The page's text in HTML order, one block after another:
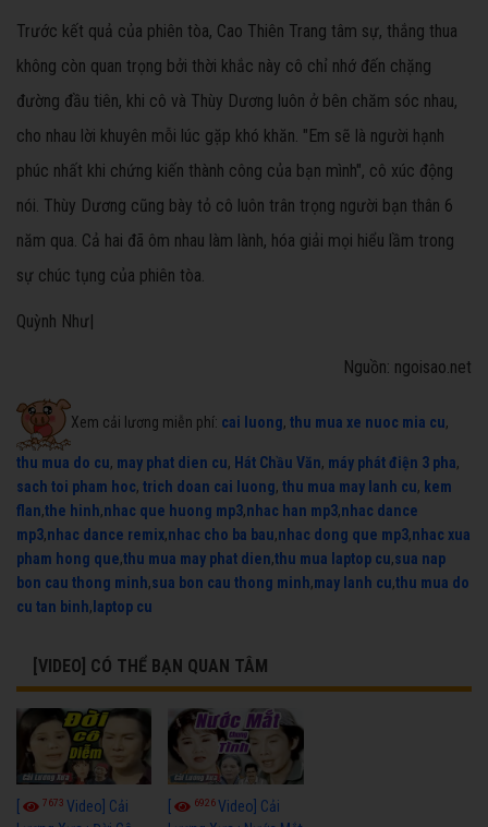
Trước kết quả của phiên tòa, Cao Thiên Trang tâm sự, thắng thua
không còn quan trọng bởi thời khắc này cô chỉ nhớ đến chặng
đường đầu tiên, khi cô và Thùy Dương luôn ở bên chăm sóc nhau,
cho nhau lời khuyên mỗi lúc gặp khó khăn. "Em sẽ là người hạnh
phúc nhất khi chứng kiến thành công của bạn mình", cô xúc động
nói. Thùy Dương cũng bày tỏ cô luôn trân trọng người bạn thân 6
năm qua. Cả hai đã ôm nhau làm lành, hóa giải mọi hiểu lầm trong
sự chúc tụng của phiên tòa.
Quỳnh Như|
Nguồn: ngoisao.net
Xem cải lương miễn phí: cai luong, thu mua xe nuoc mia cu,
thu mua do cu, may phat dien cu, Hát Chầu Văn, máy phát điện 3 pha,
sach toi pham hoc, trich doan cai luong, thu mua may lanh cu, kem
flan,the hinh,nhac que huong mp3,nhac han mp3,nhac dance
mp3,nhac dance remix,nhac cho ba bau,nhac dong que mp3,nhac xua
pham hong que,thu mua may phat dien,thu mua laptop cu,sua nap
bon cau thong minh,sua bon cau thong minh,may lanh cu,thu mua do
cu tan binh, laptop cu
[VIDEO] CÓ THỂ BẠN QUAN TÂM
7673 Video] Cải
6926Video] Cải